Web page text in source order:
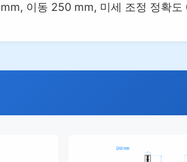
이동 250 mm, 미세 조정 정확